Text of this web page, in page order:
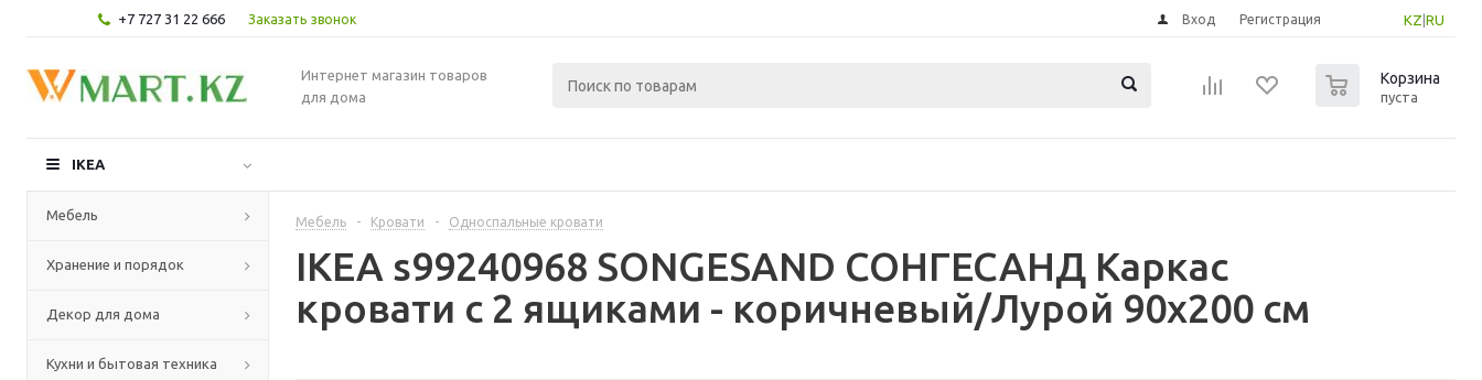
+7 727 31 22 666 Заказать звонок KZ RU
Вход Регистрация
Интернет магазин товаров
для дома
Корзина
пуста
IKEA
Мебель
Хранение и порядок
Декор для дома
Кухни и бытовая техника
Мебель - Кровати - Односпальные кровати
IKEA s99240968 SONGESAND СОНГЕСАНД Каркас
кровати с 2 ящиками - коричневый/Лурой 90x200 см